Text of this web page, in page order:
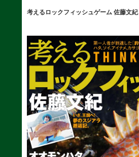
考えるロックフィッシュゲーム 佐藤文紀